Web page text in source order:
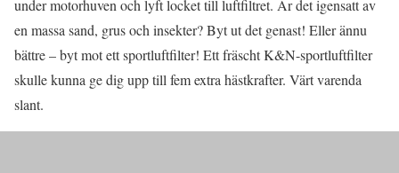
under motorhuven och lyft locket till luftfiltret. Är det igensatt av
en massa sand, grus och insekter? Byt ut det genast! Eller ännu
bättre – byt mot ett sportluftfilter! Ett fräscht K&N-sportluftfilter
skulle kunna ge dig upp till fem extra hästkrafter. Värt varenda
slant.